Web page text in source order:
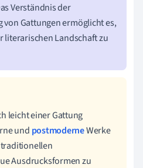
Verständnis der
Gattungen ermöglicht es,
literarischen Landschaft zu
leicht einer Gattung
und postmoderneWerke
Ausdrucksformen zu